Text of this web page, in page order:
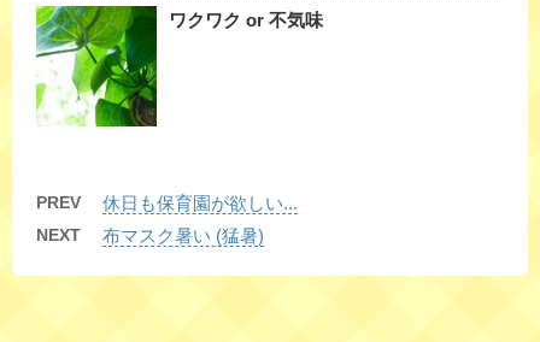
ワクワク or 不気味
PREV 休日も保育園が欲しい...
NEXT 布マスク暑い (猛暑)